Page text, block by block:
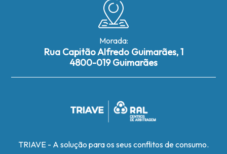
Morada:
Rua Capitão Alfredo Guimarães, 1
4800-019 Guimarães
TRIAVE - A solução para os seus conflitos de consumo.